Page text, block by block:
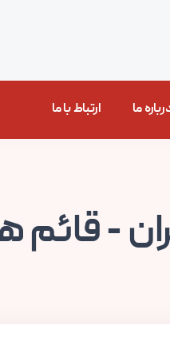
ما ارتباط با ما
-